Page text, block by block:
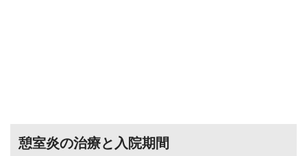
憩室炎の治療と入院期間